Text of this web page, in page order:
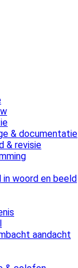
& documentatie
& revisie
in woord en beeld
aandacht